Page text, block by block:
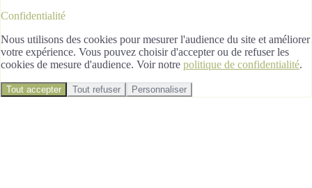
Confidentialité
Nous utilisons des cookies pour mesurer l'audience du site et améliorer
votre expérience. Vous pouvez choisir d'accepter ou de refuser les
cookies de mesure d'audience. Voir notre politique de confidentialité.
Tout accepter Tout refuser Personnaliser